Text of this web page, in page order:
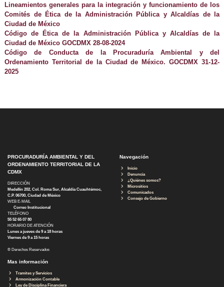
Lineamientos generales para la integración y funcionamiento de los
Comités de Ética de la Administración Pública y Alcaldías de la
Ciudad de México
Código de Ética de la Administración Pública y Alcaldías de la
Ciudad de México GOCDMX 28-08-2024
Código de Conducta de la Procuraduría Ambiental y del
Ordenamiento Territorial de la Ciudad de México. GOCDMX 31-12-
2025
PROCURADURÍA AMBIENTAL Y DEL
ORDENAMIENTO TERRITORIAL DE LA
CDMX
DIRECCIÓN
Medellín 202, Col. Roma Sur, Alcaldía Cuauhtémoc,
C.P. 06700, Ciudad de México
WEB E-MAIL
Correo Institucional
TELÉFONO
55 52 65 07 80
HORARIO DE ATENCIÓN
Lunes a jueves de 9 a 18 horas
Viernes de 9 a 15 horas
® Derechos Reservados
Navegación
Inicio
Denuncia
¿Quiénes somos?
Micrositios
Comunicados
Consejo de Gobierno
Mas información
Tramites y Servicios
Armonización Contable
Ley de Disciplina Financiera